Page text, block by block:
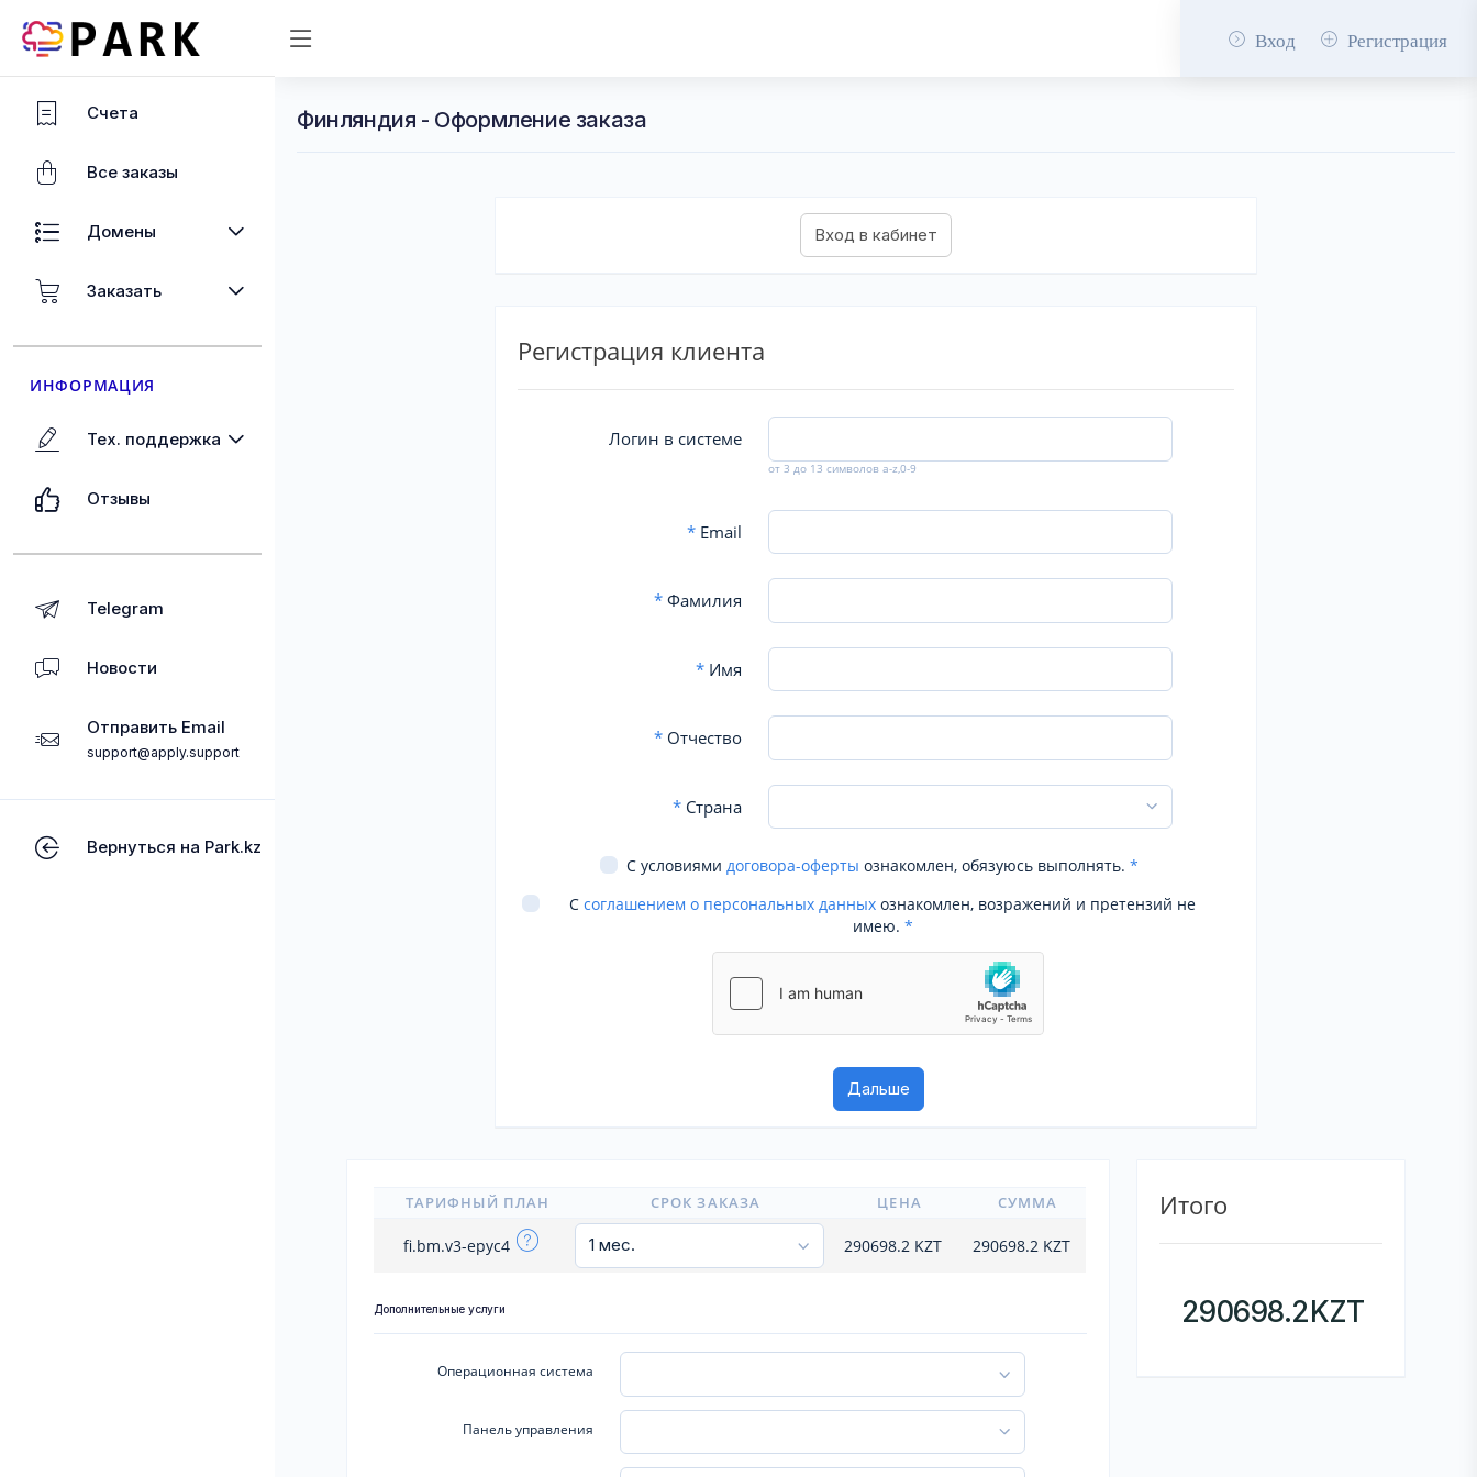
Вход Регистрация
Счета
Все заказы
Домены
Заказать
ИНФОРМАЦИЯ
Тех. поддержка
Отзывы
Telegram
Новости
Отправить Email
support@apply.support
Вернуться на Park.kz
Финляндия - Оформление заказа
Регистрация клиента
Логин в системе
от 3 до 13 символов a-z,0-9
*Email
*Фамилия
*Имя
*Отчество
*Страна
С условиями договора-оферты ознакомлен, обязуюсь выполнять. *
С соглашением о персональных данных ознакомлен, возражений и претензий не
имею. *
ТАРИФНЫЙ ПЛАН СРОК ЗАКАЗА ЦЕНА СУММА
fi.bm.v3-epyc4 290698.2 KZT 290698.2KZT
Дополнительные услуги
Операционная система
Панель управления
Итого
290698.2KZT